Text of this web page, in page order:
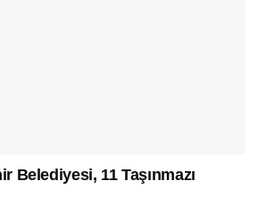
Belediyesi, 11 Taşınmazı